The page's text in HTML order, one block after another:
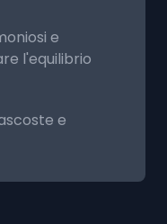
e
l'equilibrio
e